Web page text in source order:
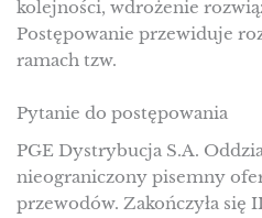
kolejności, wdrożenie
Postępowanie przewiduje
ramach tzw.
Pytanie do postępowania
PGE Dystrybucja S.A.
nieograniczony pisemny
przewodów. Zakończyła się